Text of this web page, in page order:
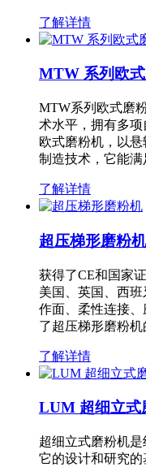
了解详情
MTW 系列欧
MTW系列欧式磨
术水平，拥有多
欧式磨粉机，以
制造技术，它能
了解详情
超压梯形磨粉机
获得了CE和国家
美国、英国、西
作面、柔性连接
了超压梯形磨粉
了解详情
LUM 超细立式
超细立式磨粉机是
它的设计和研究